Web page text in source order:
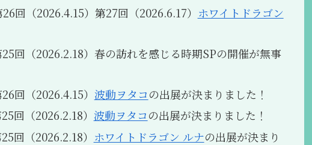
26回（2026.4.15）第27回（2026.6.17） ホワイトドラゴン
25回（2026.2.18）春の訪れを感じる時期SPの開催が無事
26回（2026.4.15） 波動ヲタコの出展が決まりました！
回（2026.2.18） 波動ヲタコの出展が決まりました！
回（2026.2.18） ホワイトドラゴン ルナの出展が決まり